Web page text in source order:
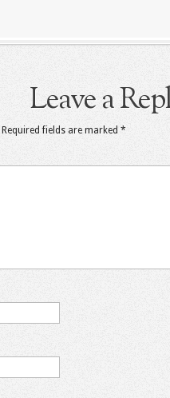
Leave a
Required fields are marked *